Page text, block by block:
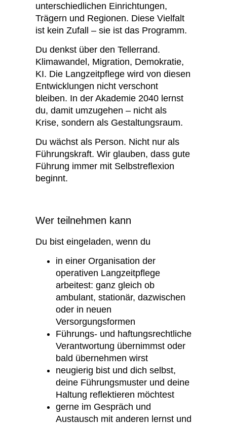
unterschiedlichen Einrichtungen,
Trägern und Regionen. Diese Vielfalt
ist kein Zufall – sie ist das Programm.
Du denkst über den Tellerrand.
Klimawandel, Migration, Demokratie,
KI. Die Langzeitpflege wird von diesen
Entwicklungen nicht verschont
bleiben. In der Akademie 2040 lernst
du, damit umzugehen – nicht als
Krise, sondern als Gestaltungsraum.
Du wächst als Person. Nicht nur als
Führungskraft. Wir glauben, dass gute
Führung immer mit Selbstreflexion
beginnt.
Wer teilnehmen kann
Du bist eingeladen, wenn du
in einer Organisation der
operativen Langzeitpflege
arbeitest: ganz gleich ob
ambulant, stationär, dazwischen
oder in neuen
Versorgungsformen
Führungs- und haftungsrechtliche
Verantwortung übernimmst oder
bald übernehmen wirst
neugierig bist und dich selbst,
deine Führungsmuster und deine
Haltung reflektieren möchtest
gerne im Gespräch und
Austausch mit anderen lernst und